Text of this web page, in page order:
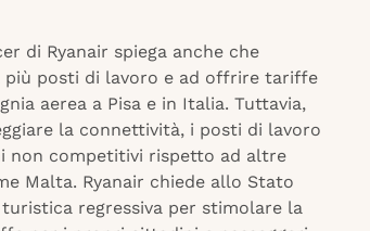
di Ryanair spiega anche che
più posti di lavoro e ad offrire tariffe
aerea a Pisa e in Italia. Tuttavia,
la connettività, i posti di lavoro
non competitivi rispetto ad altre
Malta. Ryanair chiede allo Stato
regressiva per stimolare la